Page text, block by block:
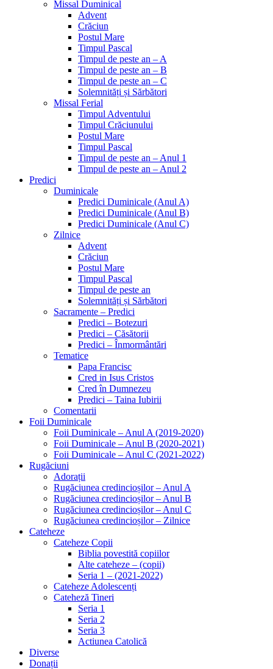
Missal Duminical
Advent
Crăciun
Postul Mare
Timpul Pascal
Timpul de peste an – A
Timpul de peste an – B
Timpul de peste an – C
Solemnități și Sărbători
Missal Ferial
Timpul Adventului
Timpul Crăciunului
Postul Mare
Timpul Pascal
Timpul de peste an – Anul 1
Timpul de peste an – Anul 2
Predici
Duminicale
Predici Duminicale (Anul A)
Predici Duminicale (Anul B)
Predici Duminicale (Anul C)
Zilnice
Advent
Crăciun
Postul Mare
Timpul Pascal
Timpul de peste an
Solemnități și Sărbători
Sacramente – Predici
Predici – Botezuri
Predici – Căsătorii
Predici – Înmormântări
Tematice
Papa Francisc
Cred in Isus Cristos
Cred în Dumnezeu
Predici – Taina Iubirii
Comentarii
Foii Duminicale
Foii Duminicale – Anul A (2019-2020)
Foii Duminicale – Anul B (2020-2021)
Foii Duminicale – Anul C (2021-2022)
Rugăciuni
Adorații
Rugăciunea credincioșilor – Anul A
Rugăciunea credincioșilor – Anul B
Rugăciunea credincioșilor – Anul C
Rugăciunea credincioșilor – Zilnice
Cateheze
Cateheze Copii
Biblia povestită copiilor
Alte cateheze – (copii)
Seria 1 – (2021-2022)
Cateheze Adolescenți
Cateheză Tineri
Seria 1
Seria 2
Seria 3
Actiunea Catolică
Diverse
Donații